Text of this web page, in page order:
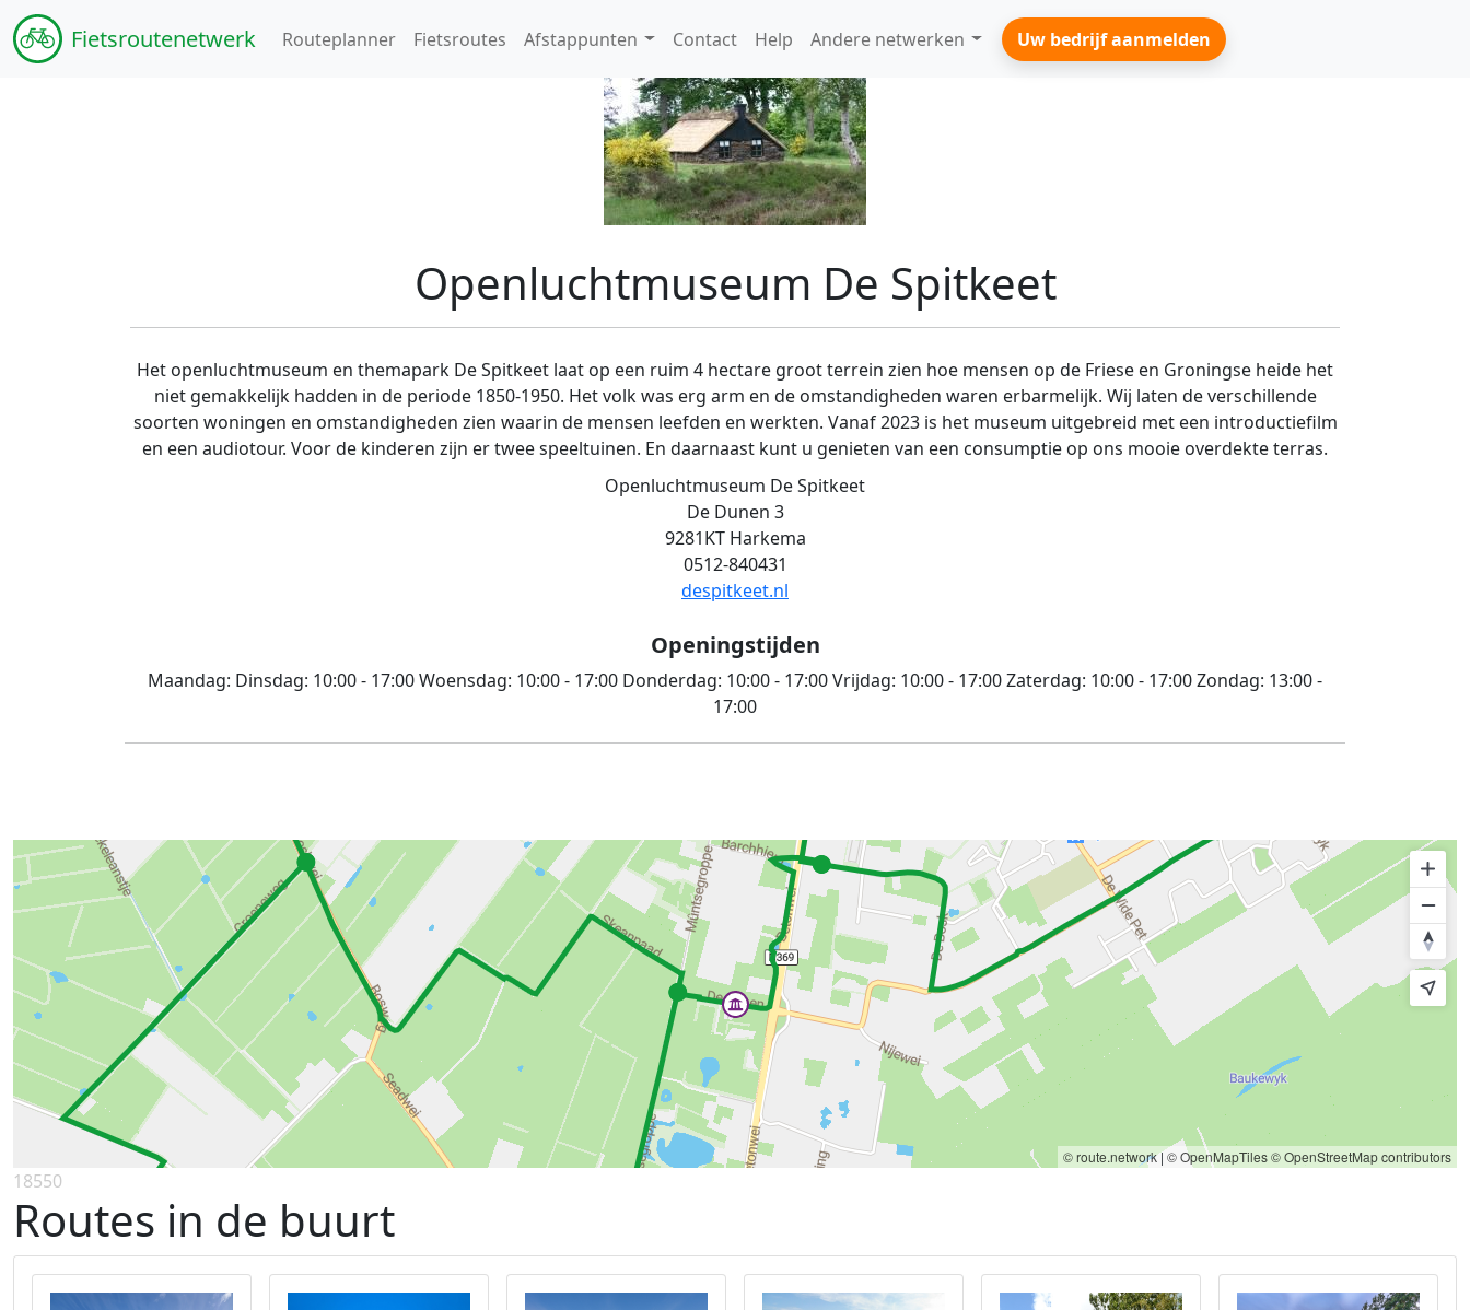
Fietsroutenetwerk Routeplanner Fietsroutes Afstappunten Contact Help Andere netwerken Uw bedrijf aanmelden
Openluchtmuseum De Spitkeet
Het openluchtmuseum en themapark De Spitkeet laat op een ruim 4 hectare groot terrein zien hoe mensen op de Friese en Groningse heide het
niet gemakkelijk hadden in de periode 1850-1950. Het volk was erg arm en de omstandigheden waren erbarmelijk. Wij laten de verschillende
soorten woningen en omstandigheden zien waarin de mensen leefden en werkten. Vanaf 2023 is het museum uitgebreid met een introductiefilm
en een audiotour. Voor de kinderen zijn er twee speeltuinen. En daarnaast kunt u genieten van een consumptie op ons mooie overdekte terras.
Openluchtmuseum De Spitkeet
De Dunen 3
9281KT Harkema
0512-840431
despitkeet.nl
Openingstijden
Maandag: Dinsdag: 10:00 - 17:00Woensdag: 10:00 - 17:00 Donderdag: 10:00 - 17:00Vrijdag: 10:00 - 17:00Zaterdag: 10:00 - 17:00Zondag: 13:00 -
17:00
© route.network|© OpenMapTiles© OpenStreetMap contributors
18550
Routes in de buurt